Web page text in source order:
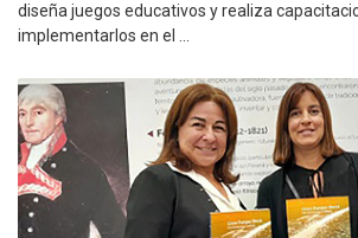
diseña juegos educativos y realiza
implementarlos en el ...